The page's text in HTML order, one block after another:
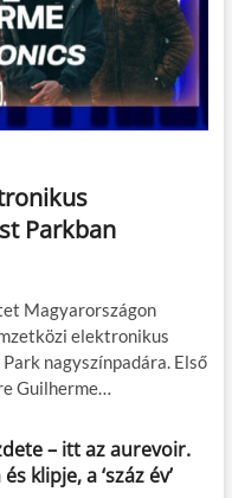
Parkban
Magyarországon
elektronikus
nagyszínpadára. Első
Guilherme…
– itt az aurevoir.
klipje, a ‘száz év’